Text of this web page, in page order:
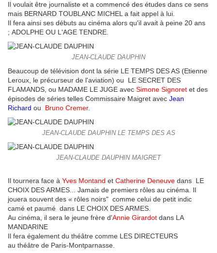
Il voulait être journaliste et a commencé des études dans ce sens
mais BERNARD TOUBLANC MICHEL a fait appel à lui.
Il fera ainsi ses débuts au cinéma alors qu'il avait à peine 20 ans
; ADOLPHE OU L'AGE TENDRE.
JEAN-CLAUDE DAUPHIN
Beaucoup de télévision dont la série LE TEMPS DES AS (Etienne
Leroux, le précurseur de l'aviation) ou LE SECRET DES
FLAMANDS, ou MADAME LE JUGE avec Simone Signoret et des
épisodes de séries telles Commissaire Maigret avec Jean
Richard ou Bruno Cremer.
JEAN-CLAUDE DAUPHIN LE TEMPS DES AS
JEAN-CLAUDE DAUPHIN MAIGRET
Il tournera face à Yves Montand et Catherine Deneuve dans LE
CHOIX DES ARMES... Jamais de premiers rôles au cinéma. Il
jouera souvent des « rôles noirs" comme celui de petit indic
camé et paumé dans LE CHOIX DES ARMES.
Au cinéma, il sera le jeune frère d'Annie Girardot dans LA
MANDARINE
Il fera également du théâtre comme LES DIRECTEURS
au théâtre de Paris-Montparnasse.